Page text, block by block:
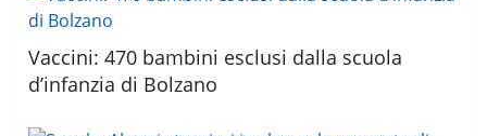
Vaccini: 470 bambini esclusi dalla scuola
d’infanzia di Bolzano